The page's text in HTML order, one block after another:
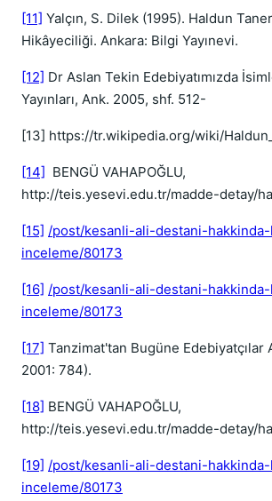
[11] Yalçın, S. Dilek (1995). Haldun
Hikâyeciliği. Ankara: Bilgi Yayınevi.
[12] Dr Aslan Tekin Edebiyatımızda
Yayınları, Ank. 2005, shf. 512-
[13] https://tr.wikipedia.org/wiki/
[14] BENGÜ VAHAPOĞLU,
http://teis.yesevi.edu.tr/madde-detay/
[15] /post/kesanli-ali-destani-
inceleme/80173
[16] /post/kesanli-ali-destani-
inceleme/80173
[17] Tanzimat'tan Bugüne Edebiyatçılar
2001: 784).
[18] BENGÜ VAHAPOĞLU,
http://teis.yesevi.edu.tr/madde-detay/
[19] /post/kesanli-ali-destani-
inceleme/80173